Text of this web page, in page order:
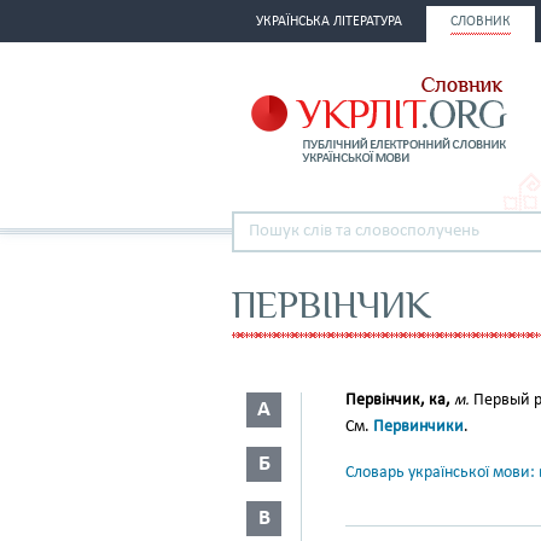
УКРАЇНСЬКА ЛІТЕРАТУРА СЛОВНИК
ПЕРВІНЧИК
А
Б
В
Первінчик, ка, м. Первый
См. Первинчики.
Словарь української